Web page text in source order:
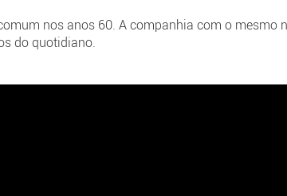
nos anos 60. A companhia com o mesmo
do quotidiano.